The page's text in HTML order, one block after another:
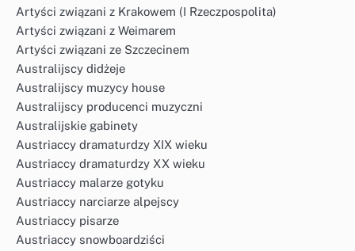
Artyści związani z Krakowem (I Rzeczpospolita)
Artyści związani z Weimarem
Artyści związani ze Szczecinem
Australijscy didżeje
Australijscy muzycy house
Australijscy producenci muzyczni
Australijskie gabinety
Austriaccy dramaturdzy XIX wieku
Austriaccy dramaturdzy XX wieku
Austriaccy malarze gotyku
Austriaccy narciarze alpejscy
Austriaccy pisarze
Austriaccy snowboardziści